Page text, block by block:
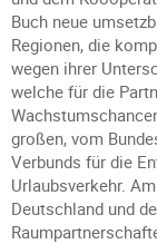
Buch neue
Regionen, die
wegen ihrer
welche für die
großen, vom
Verbunds für die
Urlaubsverkehr.
Deutschland und